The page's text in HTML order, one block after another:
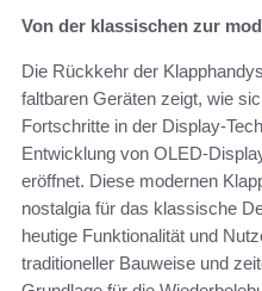
Von der klassischen zur
Die Rückkehr der
faltbaren Geräten zeigt, wie
Fortschritte in der Display-
Entwicklung von OLED-
eröffnet. Diese modernen
nostalgia für das klassische
heutige Funktionalität und
traditioneller Bauweise und